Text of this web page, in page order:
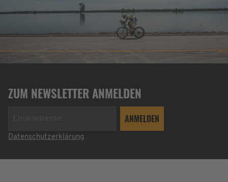
ZUM NEWSLETTER ANMELDEN
Datenschutzerklärung